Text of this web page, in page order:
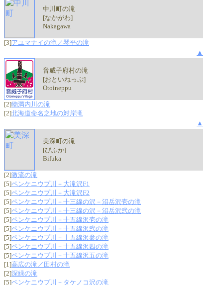
中川町の滝
[なかがわ]
Nakagawa
[3]アユマナイの滝／琴平の滝
▲
音威子府村の滝
[おといねっぷ]
Otoineppu
[2]物満内川の滝
[2]北海道命名之地の対岸滝
▲
美深町の滝
[びふか]
Bifuka
[2]激流の滝
[5]ペンケニウプ川－大滝沢F1
[5]ペンケニウプ川－大滝沢F2
[5]ペンケニウプ川－十三線の沢－沼岳沢壱の滝
[5]ペンケニウプ川－十三線の沢－沼岳沢弐の滝
[5]ペンケニウプ川－十五線沢壱の滝
[5]ペンケニウプ川－十五線沢弐の滝
[5]ペンケニウプ川－十五線沢参の滝
[5]ペンケニウプ川－十五線沢四の滝
[5]ペンケニウプ川－十五線沢五の滝
[1]高広の滝／田村の滝
[2]深緑の滝
[5]ペンケニウプ川－タケノコ沢の滝